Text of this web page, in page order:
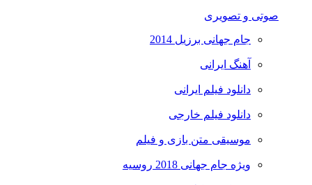
صوتی و تصویری
جام جهانی برزیل 2014
آهنگ ایرانی
دانلود فیلم ایرانی
دانلود فیلم خارجی
موسیقی متن بازی و فیلم
ویژه جام جهانی 2018 روسیه